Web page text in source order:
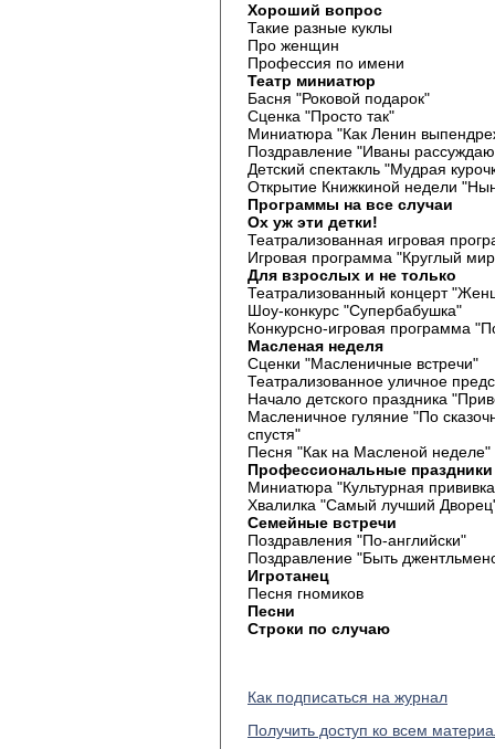
Хороший вопрос
Такие разные куклы
Про женщин
Профессия по имени
Театр миниатюр
Басня "Роковой подарок"
Сценка "Просто так"
Миниатюра "Как Ленин
Поздравление "Иваны
Детский спектакль "Мудрая
Открытие Книжкиной недели
Программы на все случаи
Ох уж эти детки!
Театрализованная игровая
Игровая программа "Круглый
Для взрослых и не только
Театрализованный концерт
Шоу-конкурс "Супербабушка"
Конкурсно-игровая программа
Масленая неделя
Сценки "Масленичные встречи"
Театрализованное уличное
Начало детского праздника
Масленичное гуляние "По
спустя"
Песня "Как на Масленой неделе"
Профессиональные праздники
Миниатюра "Культурная
Хвалилка "Самый лучший
Семейные встречи
Поздравления "По-английски"
Поздравление "Быть
Игротанец
Песня гномиков
Песни
Строки по случаю
Как подписаться на журнал
Получить доступ ко всем